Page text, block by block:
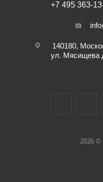
+7 495 363-
140180,
ул. Мясищева
2026 ©